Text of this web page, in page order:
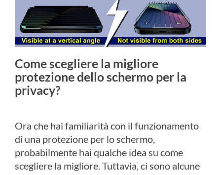
Come scegliere la migliore
protezione dello schermo per la
privacy?
Ora che hai familiarità con il funzionamento
di una protezione per lo schermo,
probabilmente hai qualche idea su come
scegliere la migliore. Tuttavia, ci sono alcune